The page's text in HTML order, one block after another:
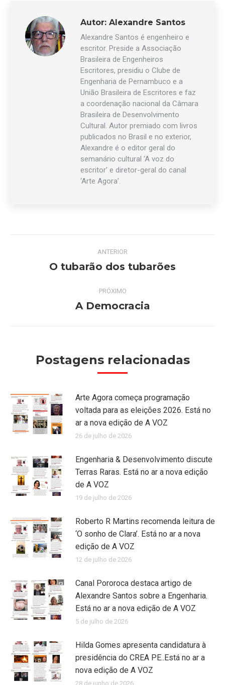
Autor: Alexandre Santos
Alexandre Santos é engenheiro e
escritor. Preside a Associação
Brasileira de Engenheiros
Escritores, presidiu o Clube de
Engenharia de Pernambuco e a
União Brasileira de Escritores e faz
a coordenação nacional da Câmara
Brasileira de Desenvolvimento
Cultural. Autor premiado com livros
publicados no Brasil e no exterior,
Alexandre é o editor geral do
semanário cultural ‘A voz do
escritor’ e diretor-geral do canal
‘Arte Agora’.
NavegaçãoANTERIOR
Post
O tubarão dos tubarões
PRÓXIMO
Próximo
A Democracia
Postagens relacionadas
Arte Agora começa programação
voltada para as eleições 2026. Está no
ar a nova edição de A VOZ
26 de julho de 2026
Engenharia & Desenvolvimento discute
Terras Raras. Está no ar a nova edição
de A VOZ
19 de julho de 2026
Roberto R Martins recomenda leitura de
‘O sonho de Clara’. Está no ar a nova
edição de A VOZ
12 de julho de 2026
Canal Pororoca destaca artigo de
Alexandre Santos sobre a Engenharia.
Está no ar a nova edição de A VOZ
5 de julho de 2026
Hilda Gomes apresenta candidatura à
presidência do CREA PE..Está no ar a
nova edição de A VOZ
28 de junho de 2026